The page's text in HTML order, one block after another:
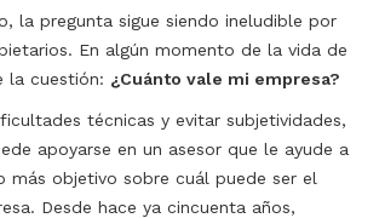
la pregunta sigue siendo ineludible por
En algún momento de la vida de
la cuestión: ¿Cuánto vale mi empresa?
técnicas y evitar subjetividades,
apoyarse en un asesor que le ayude a
más objetivo sobre cuál puede ser el
Desde hace ya cincuenta años,